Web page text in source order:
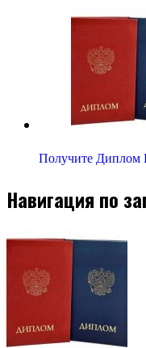
Получите Диплом
Навигация по